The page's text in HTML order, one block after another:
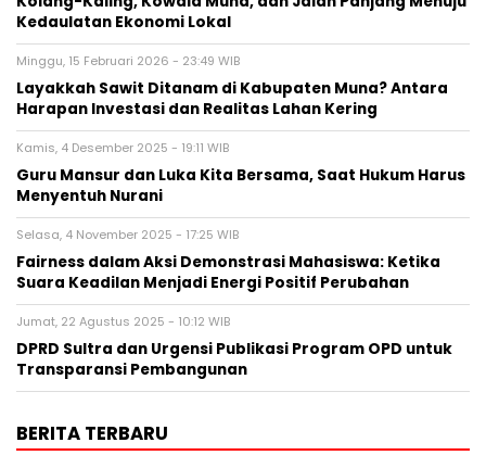
Kedaulatan Ekonomi Lokal
Minggu, 15 Februari 2026 - 23:49 WIB
Layakkah Sawit Ditanam di Kabupaten Muna? Antara
Harapan Investasi dan Realitas Lahan Kering
Kamis, 4 Desember 2025 - 19:11 WIB
Guru Mansur dan Luka Kita Bersama, Saat Hukum Harus
Menyentuh Nurani
Selasa, 4 November 2025 - 17:25 WIB
Fairness dalam Aksi Demonstrasi Mahasiswa: Ketika
Suara Keadilan Menjadi Energi Positif Perubahan
Jumat, 22 Agustus 2025 - 10:12 WIB
DPRD Sultra dan Urgensi Publikasi Program OPD untuk
Transparansi Pembangunan
BERITA TERBARU